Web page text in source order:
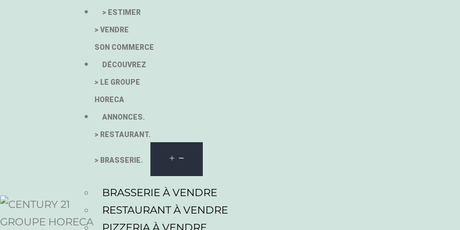
> ESTIMER
> VENDRE
SON COMMERCE
DÉCOUVREZ
> LE GROUPE
HORECA
ANNONCES.
> RESTAURANT.
> BRASSERIE.
BRASSERIE À VENDRE
RESTAURANT À VENDRE
PIZZERIA À VENDRE